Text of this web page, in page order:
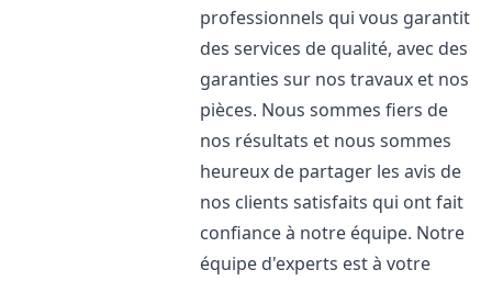
professionnels qui vous garantit
des services de qualité, avec des
garanties sur nos travaux et nos
pièces. Nous sommes fiers de
nos résultats et nous sommes
heureux de partager les avis de
nos clients satisfaits qui ont fait
confiance à notre équipe. Notre
équipe d'experts est à votre